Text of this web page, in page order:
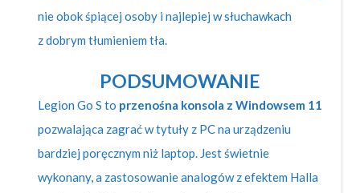
nie obok śpiącej osoby i najlepiej w słuchawkach
z dobrym tłumieniem tła.
PODSUMOWANIE
Legion Go S to przenośna konsola z Windowsem 11
pozwalająca zagrać w tytuły z PC na urządzeniu
bardziej poręcznym niż laptop. Jest świetnie
wykonany, a zastosowanie analogów z efektem Halla